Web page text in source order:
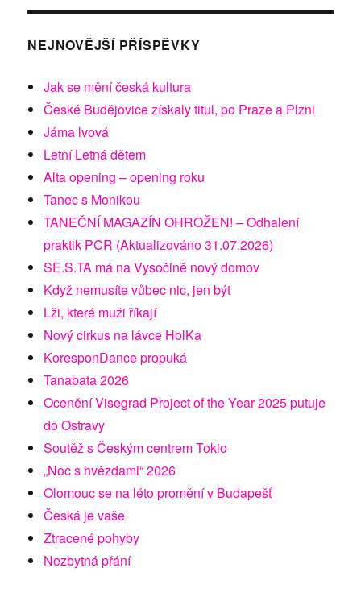
NEJNOVĚJŠÍ PŘÍSPĚVKY
Jak se mění česká kultura
České Budějovice získaly titul, po Praze a Plzni
Jáma lvová
Letní Letná dětem
Alta opening – opening roku
Tanec s Monikou
TANEČNÍ MAGAZÍN OHROŽEN! – Odhalení
praktik PCR (Aktualizováno 31.07.2026)
SE.S.TA má na Vysočině nový domov
Když nemusíte vůbec nic, jen být
Lži, které muži říkají
Nový cirkus na lávce HolKa
KoresponDance propuká
Tanabata 2026
Ocenění Visegrad Project of the Year 2025 putuje
do Ostravy
Soutěž s Českým centrem Tokio
„Noc s hvězdami“ 2026
Olomouc se na léto promění v Budapešť
Česká je vaše
Ztracené pohyby
Nezbytná přání